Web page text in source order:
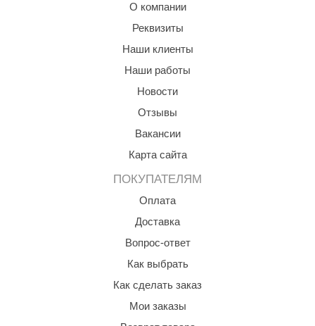
О компании
Реквизиты
Наши клиенты
Наши работы
Новости
Отзывы
Вакансии
Карта сайта
ПОКУПАТЕЛЯМ
Оплата
Доставка
Вопрос-ответ
Как выбрать
Как сделать заказ
Мои заказы